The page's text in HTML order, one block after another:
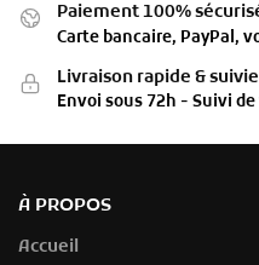
Paiement 100%
Carte bancaire, PayPal,
Livraison rapide & suivie
Envoi sous 72h - Suivi
À PROPOS
Accueil